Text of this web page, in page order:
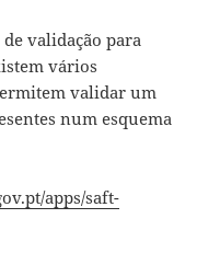
validação para
vários
validar um
num esquema
apps/saft-